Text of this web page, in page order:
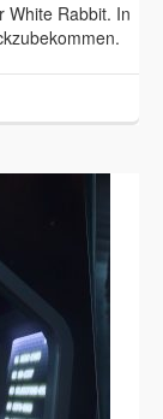
White Rabbit. In